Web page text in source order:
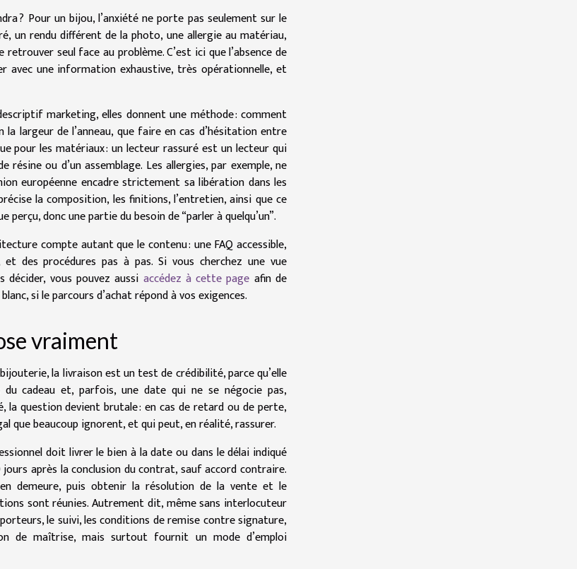
? Pour un bijou, l’anxiété ne porte pas seulement sur le
un rendu différent de la photo, une allergie au matériau,
seul face au problème. C’est ici que l’absence de
avec une information exhaustive, très opérationnelle, et
marketing, elles donnent une méthode : comment
largeur de l’anneau, que faire en cas d’hésitation entre
pour les matériaux : un lecteur rassuré est un lecteur qui
résine ou d’un assemblage. Les allergies, par exemple, ne
européenne encadre strictement sa libération dans les
la composition, les finitions, l’entretien, ainsi que ce
donc une partie du besoin de “parler à quelqu’un”.
compte autant que le contenu : une FAQ accessible,
des procédures pas à pas. Si vous cherchez une vue
vous pouvez aussi accédez à cette page afin de
si le parcours d’achat répond à vos exigences.
vraiment
la livraison est un test de crédibilité, parce qu’elle
cadeau et, parfois, une date qui ne se négocie pas,
la question devient brutale : en cas de retard ou de perte,
que beaucoup ignorent, et qui peut, en réalité, rassurer.
doit livrer le bien à la date ou dans le délai indiqué
après la conclusion du contrat, sauf accord contraire.
demeure, puis obtenir la résolution de la vente et le
sont réunies. Autrement dit, même sans interlocuteur
le suivi, les conditions de remise contre signature,
de maîtrise, mais surtout fournit un mode d’emploi